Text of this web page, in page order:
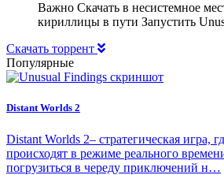
Важно Скачать в несистемное
кириллицы в пути Запустить
Скачать торрент
Популярные
Distant Worlds 2
Distant Worlds 2– стратегическая игра,
происходят в режиме реального
погрузиться в череду приключений н…